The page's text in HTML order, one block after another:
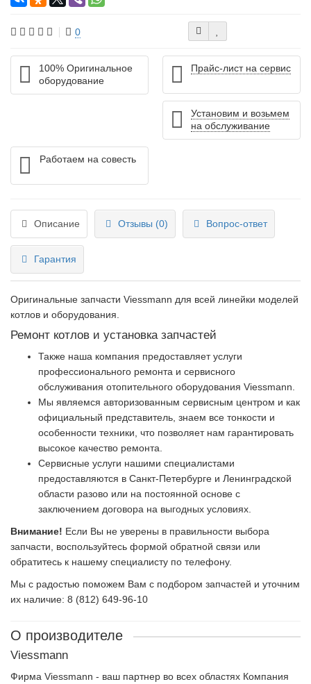
0
100% Оригинальное
оборудование
Прайс-лист на сервис
Установим и возьмем
на обслуживание
Работаем на совесть
Описание Отзывы (0) Вопрос-ответ
Гарантия
Оригинальные запчасти Viessmann для всей линейки моделей
котлов и оборудования.
Ремонт котлов и установка запчастей
Также наша компания предоставляет услуги
профессионального ремонта и сервисного
обслуживания отопительного оборудования Viessmann.
Мы являемся авторизованным сервисным центром и как
официальный представитель, знаем все тонкости и
особенности техники, что позволяет нам гарантировать
высокое качество ремонта.
Сервисные услуги нашими специалистами
предоставляются в Санкт-Петербурге и Ленинградской
области разово или на постоянной основе с
заключением договора на выгодных условиях.
Внимание! Если Вы не уверены в правильности выбора
запчасти, воспользуйтесь формой обратной связи или
обратитесь к нашему специалисту по телефону.
Мы с радостью поможем Вам с подбором запчастей и уточним
их наличие: 8 (812) 649-96-10
О производителе
Viessmann
Фирма Viessmann - ваш партнер во всех областях Компания